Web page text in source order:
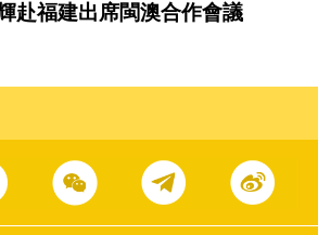
赴福建出席閩澳合作會議